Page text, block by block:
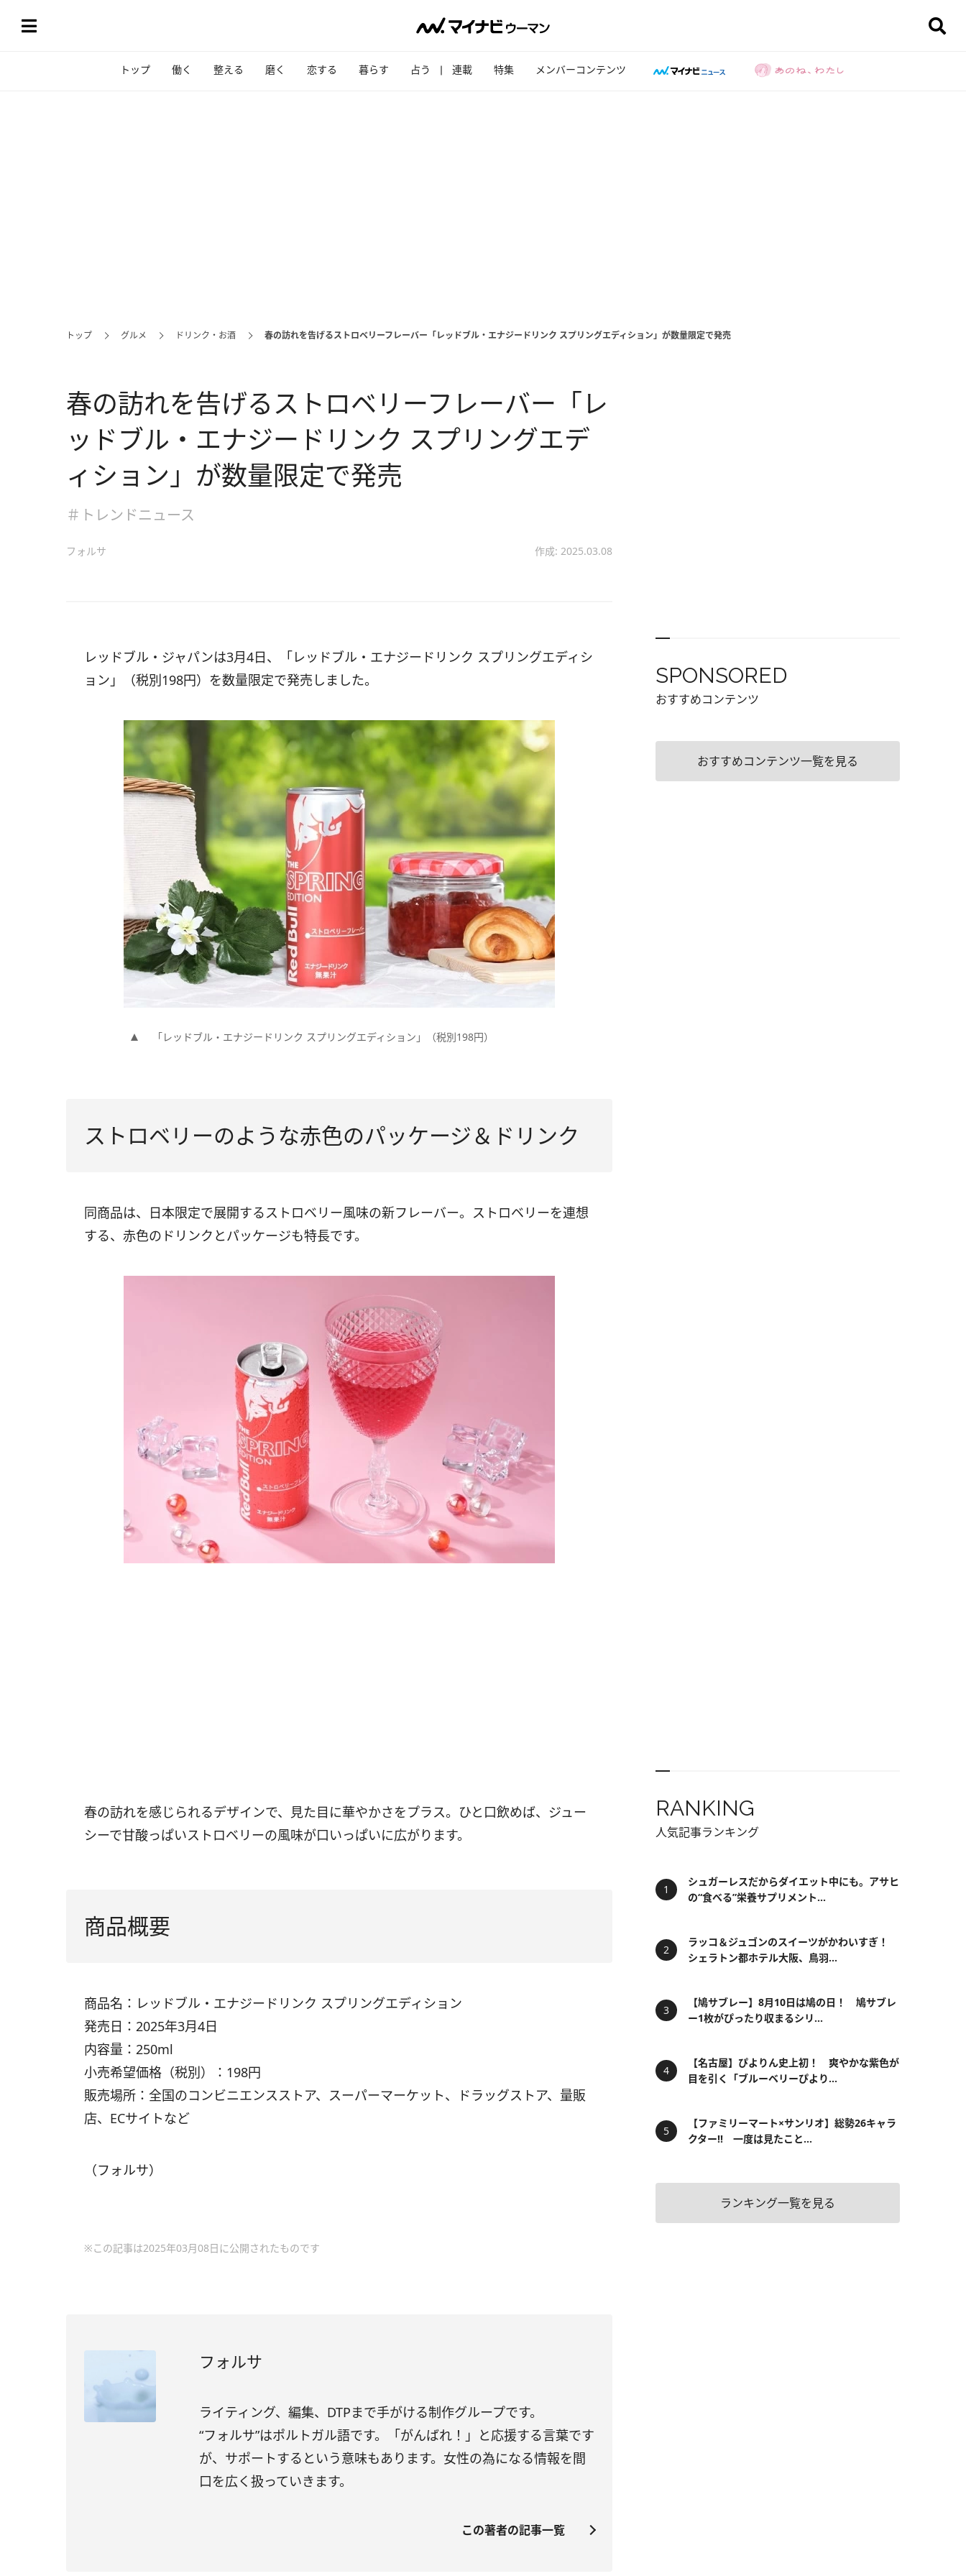
トップ 働く 整える 磨く 恋する 暮らす 占う 連載 特集 メンバーコンテンツ
トップ グルメ ドリンク・お酒 春の訪れを告げるストロベリーフレーバー「レッドブル・エナジードリンク スプリングエディション」が数量限定で発売
春の訪れを告げるストロベリーフレーバー「レ
ッドブル・エナジードリンク スプリングエデ
ィション」が数量限定で発売
＃トレンドニュース
フォルサ 作成: 2025.03.08
レッドブル・ジャパンは3月4日、「レッドブル・エナジードリンク スプリングエディシ
ョン」（税別198円）を数量限定で発売しました。
「レッドブル・エナジードリンク スプリングエディション」（税別198円）
ストロベリーのような赤色のパッケージ＆ドリンク
同商品は、日本限定で展開するストロベリー風味の新フレーバー。ストロベリーを連想
する、赤色のドリンクとパッケージも特長です。
春の訪れを感じられるデザインで、見た目に華やかさをプラス。ひと口飲めば、ジュー
シーで甘酸っぱいストロベリーの風味が口いっぱいに広がります。
商品概要
商品名：レッドブル・エナジードリンク スプリングエディション
発売日：2025年3月4日
内容量：250ml
小売希望価格（税別）：198円
販売場所：全国のコンビニエンスストア、スーパーマーケット、ドラッグストア、量販
店、ECサイトなど
（フォルサ）
※この記事は2025年03月08日に公開されたものです
フォルサ
ライティング、編集、DTPまで手がける制作グループです。
“フォルサ”はポルトガル語です。「がんばれ！」と応援する言葉です
が、サポートするという意味もあります。女性の為になる情報を間
口を広く扱っていきます。
この著者の記事一覧
SPONSORED
おすすめコンテンツ
おすすめコンテンツ一覧を見る
RANKING
人気記事ランキング
シュガーレスだからダイエット中にも。アサヒ
の“食べる”栄養サプリメント...
ラッコ＆ジュゴンのスイーツがかわいすぎ！
シェラトン都ホテル大阪、鳥羽...
【鳩サブレー】8月10日は鳩の日！ 鳩サブレ
ー1枚がぴったり収まるシリ...
【名古屋】ぴよりん史上初！ 爽やかな紫色が
目を引く「ブルーベリーぴより...
【ファミリーマート×サンリオ】総勢26キャラ
クター!! 一度は見たこと...
ランキング一覧を見る